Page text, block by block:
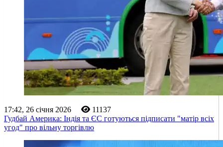
17:42, 26 січня 2026
11137
Гудбай Америка: Індія та ЄС готуються підписати "матір всіх
угод" про вільну торгівлю